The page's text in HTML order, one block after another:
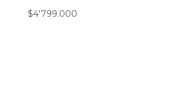
$4'799.000